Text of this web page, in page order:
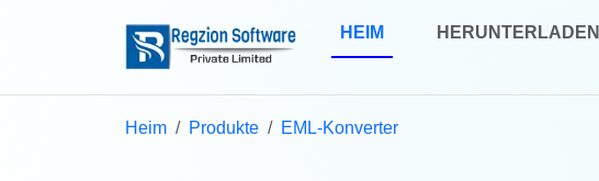
HEIM HERUNTERLADEN
Heim Produkte EML-Konverter